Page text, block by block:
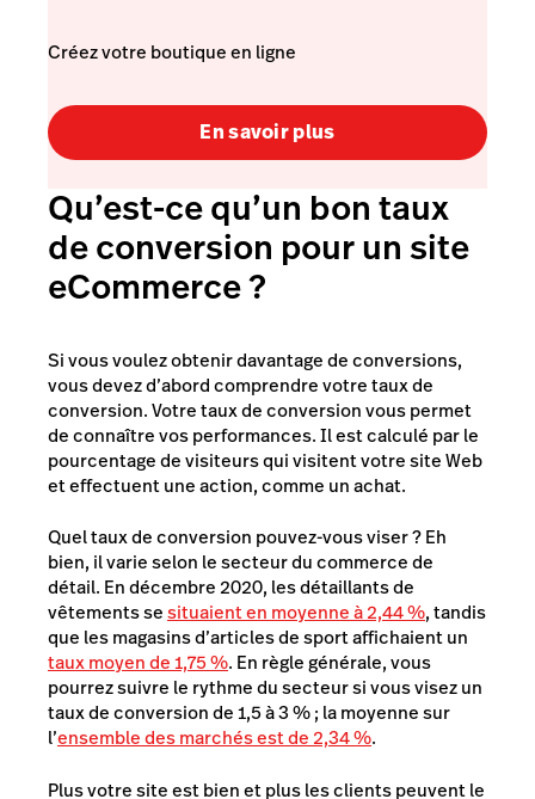
Créez votre boutique en ligne
En savoir plus
Qu’est-ce qu’un bon taux
de conversion pour un site
eCommerce ?
Si vous voulez obtenir davantage de conversions,
vous devez d’abord comprendre votre taux de
conversion. Votre taux de conversion vous permet
de connaître vos performances. Il est calculé par le
pourcentage de visiteurs qui visitent votre site Web
et effectuent une action, comme un achat.
Quel taux de conversion pouvez-vous viser ? Eh
bien, il varie selon le secteur du commerce de
détail. En décembre 2020, les détaillants de
vêtements sesituaient en moyenne à 2,44 %, tandis
que les magasins d’articles de sport affichaient un
taux moyen de 1,75 %. En règle générale, vous
pourrez suivre le rythme du secteur si vous visez un
taux de conversion de 1,5 à 3 % ; la moyenne sur
l’ensemble des marchés est de 2,34 %.
Plus votre site est bien et plus les clients peuvent le